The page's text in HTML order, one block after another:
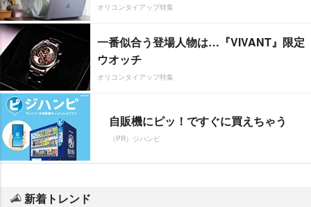
オリコンタイアップ特集
一番似合う登場人物は…『VIVANT』限定
ウオッチ
オリコンタイアップ特集
自販機にピッ！ですぐに買えちゃう
（PR）ジハンピ
新着トレンド